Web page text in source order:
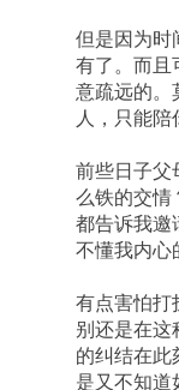
但是因为时
有了。而且
意疏远的。
人，只能陪
前些日子父
么铁的交情
都告诉我邀
不懂我内心
有点害怕打
别还是在这
的纠结在此
是又不知道